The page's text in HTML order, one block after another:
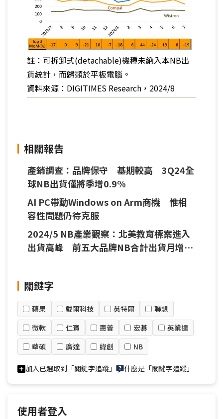
註：可拆卸式(detachable)機種未納入本NB出
貨統計，而歸類於平板電腦。
資料來源：DIGITIMES Research，2024/8
相關報告
產銷調查：品牌保守 基期較高 3Q24全
球NB出貨僅將季增0.9%
AI PC帶動Windows on Arm商機 惟相
容性問題仍待克服
2024/5 NB產業觀察：北美教育標案進入
出貨高峰 前五大品牌NB合計出貨月增
關鍵字
蘋果 戴爾科技 英特爾
聯想
微軟
仁寶 惠普 宏碁
英業達
華碩
廣達 緯創 NB
加入已選取到「關鍵字追蹤」 什麼是「關鍵字追蹤」
使用者登入